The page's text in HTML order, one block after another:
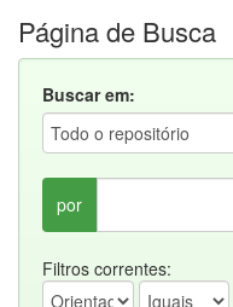
Página de Busca
Buscar em:
por
Filtros correntes: